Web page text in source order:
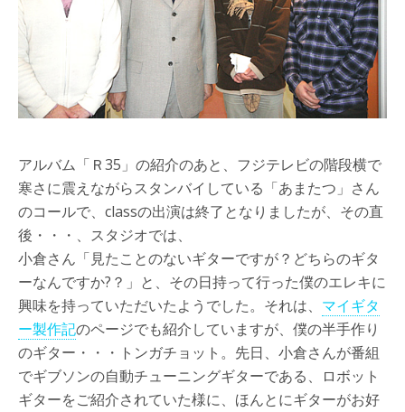
アルバム「Ｒ35」の紹介のあと、フジテレビの階段横で
寒さに震えながらスタンバイしている「あまたつ」さん
のコールで、classの出演は終了となりましたが、その直
後・・・、スタジオでは、
小倉さん「見たことのないギターですが？どちらのギタ
ーなんですか?？」と、その日持って行った僕のエレキに
興味を持っていただいたようでした。それは、 マイギタ
ー製作記のページでも紹介していますが、僕の半手作り
のギター・・・トンガチョット。先日、小倉さんが番組
でギブソンの自動チューニングギターである、ロボット
ギターをご紹介されていた様に、ほんとにギターがお好